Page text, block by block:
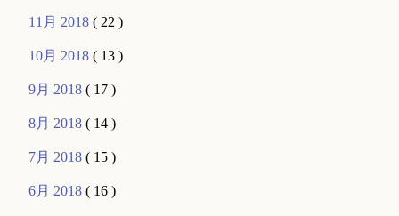
11月 2018( 22 )
10月 2018( 13 )
9月 2018( 17 )
8月 2018( 14 )
7月 2018( 15 )
6月 2018( 16 )